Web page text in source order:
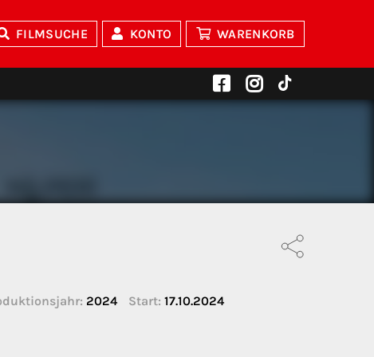
FILMSUCHE KONTO WARENKORB
2024 Start: 17.10.2024